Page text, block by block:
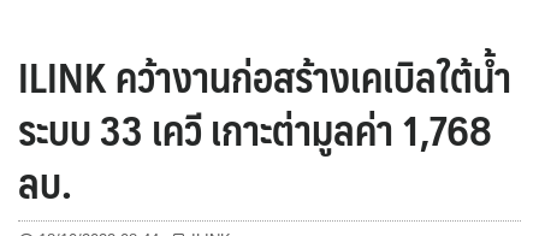
ILINK คว้างานก่อสร้างเคเบิลใต้น้ำ
ระบบ 33 เควี เกาะต่ามูลค่า 1,768
ลบ.